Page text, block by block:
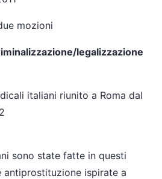
mozioni
legalizzazione
italiani riunito a Roma dal
sono state fatte in questi
antiprostituzione ispirate a